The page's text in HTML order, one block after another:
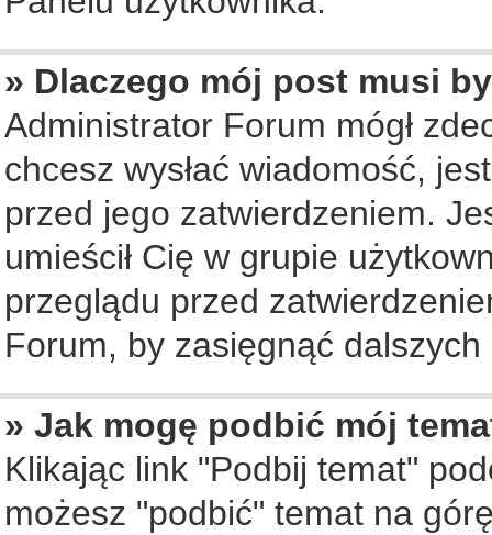
» Dlaczego mój post musi
Administrator Forum mógł
chcesz wysłać wiadomość,
przed jego zatwierdzeniem.
umieścił Cię w grupie
przeglądu przed
Forum, by zasięgnąć
» Jak mogę podbić mój
Klikając link "Podbij temat"
możesz "podbić" temat na